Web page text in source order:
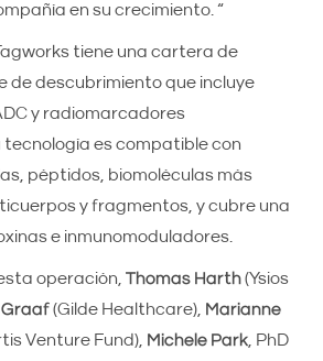
en su crecimiento. “
tiene una cartera de
de descubrimiento que incluye
y radiomarcadores
es compatible con
péptidos, biomoléculas más
y fragmentos, y cubre una
e inmunomoduladores.
operación,Thomas Harth(Ysios
Graaf(Gilde Healthcare), Marianne
Venture Fund), Michele Park , PhD